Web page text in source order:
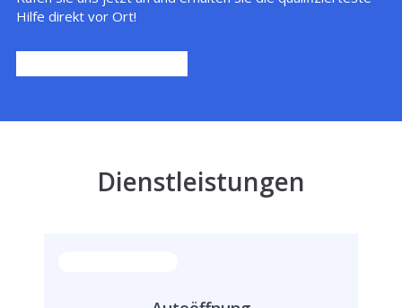
Hilfe direkt vor Ort!
Dienstleistungen